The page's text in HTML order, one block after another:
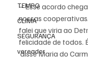
TEMPO
CLIMA
SEGURANÇA
vereador
– Esse acordo
nossas
falei que viria ao
felicidade de todos.
disse Maria do